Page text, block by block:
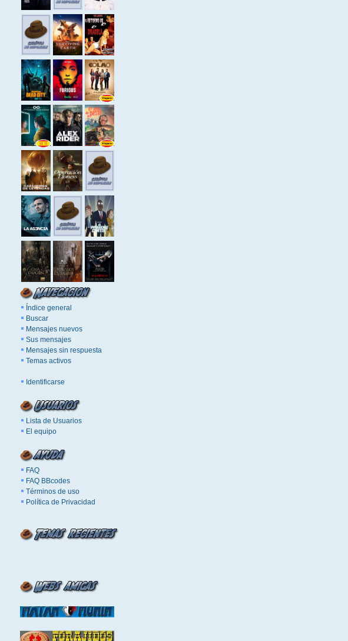
Índice general
Buscar
Mensajes nuevos
Sus mensajes
Mensajes sin respuesta
Temas activos
Identificarse
Lista de Usuarios
El equipo
FAQ
FAQ BBcodes
Términos de uso
Política de Privacidad